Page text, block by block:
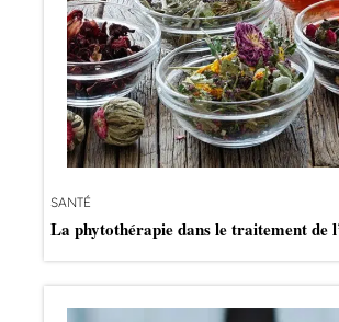
SANTÉ
La phytothérapie dans le traitement de